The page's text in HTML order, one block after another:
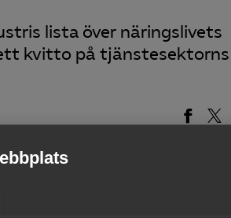
lista över näringslivets
kvitto på tjänstesektorns
dessa finns Almegas vd Ann
största